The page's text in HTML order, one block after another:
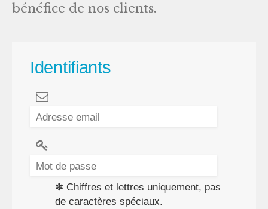
bénéfice de nos clients.
Identifiants
✽ Chiffres et lettres uniquement, pas
de caractères spéciaux.